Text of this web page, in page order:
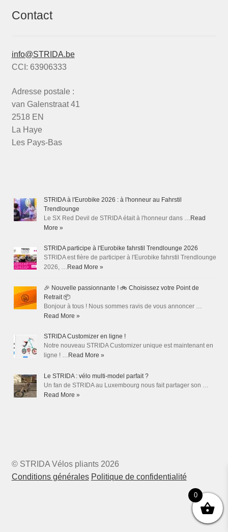
Contact
info@STRIDA.be
CCI: 63906333
Adresse postale :
van Galenstraat 41
2518 EN
La Haye
Les Pays-Bas
STRIDA à l'Eurobike 2026 : à l'honneur au Fahrstil
Trendlounge
Le SX Red Devil de STRIDA était à l'honneur dans … Read
More »
STRIDA participe à l'Eurobike fahrstil Trendlounge 2026
STRIDA est fière de participer à l'Eurobike fahrstil Trendlounge
2026, … Read More »
🎉 Nouvelle passionnante ! 🚲 Choisissez votre Point de
Retrait 📦
Bonjour à tous ! Nous sommes ravis de vous annoncer …
Read More »
STRIDA Customizer en ligne !
Notre nouveau STRIDA Customizer unique est maintenant en
ligne ! … Read More »
Le STRIDA : vélo multi-model parfait ?
Un fan de STRIDA au Luxembourg nous fait partager son …
Read More »
© STRIDA Vélos pliants 2026
Conditions générales Politique de confidentialité
0